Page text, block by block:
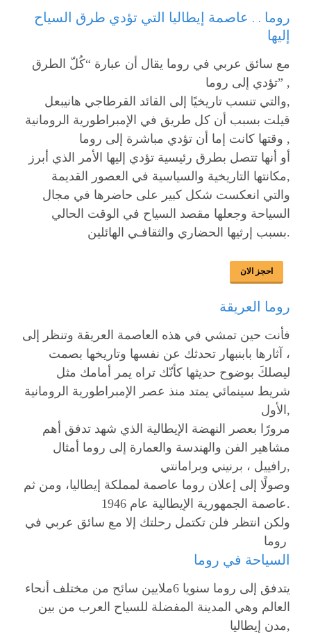
روما . . عاصمة إيطاليا التي تؤدي طرق السياح
إليها
مع سائق عربي في روما يقال أن عبارة “كُلّ الطرق
تؤدي إلى روما” ,
والتي تنسب تاريخيًا إلى القائد القرطاجي هانيبعل,
قيلت بسبب أن كل طريق في الإمبراطورية الرومانية
وقتها كانت إما أن تؤدي مباشرة إلى روما ,
أو أنها تتصل بطرق رئيسية تؤدي إليها الأمر الذي أبرز
مكانتها التاريخية والسياسية في العصور القديمة,
والتي انعكست شكل كبير على حاضرها في مجال
السياحة وجعلها مقصد السياح في الوقت الحالي
بسبب إرثيها الحضاري والثقافـي الهائلين.
احجز الان
روما العريقة
فأنت حين تمشي في هذه العاصمة العريقة وتنظر إلى
آثارها بابنبهار تحدثك عن نفسها وتاريخها بصمت ،
ليصلكَ بوضوح حديثها كأنّك تراه يمر أمامك مثل
شريط سينمائي يمتد منذ عصر الإمبراطورية الرومانية
الأول,
مرورًا بعصر النهضة الإيطالية الذي شهد تدفق أهم
مشاهير الفن والهندسة والعمارة إلى روما أمثال
رافييل ، برنيني وبرامانتي,
وصولًا إلى إعلان روما عاصمة لمملكة إيطاليا، ومن ثم
عاصمة الجمهورية الإيطالية عام 1946.
ولكن انتظر فلن تكتمل رحلتك إلا مع سائق عربي في
السياحة في روما
يتدفق إلى روما سنويا 6ملايين سائح من مختلف أنحاء
العالم وهي المدينة المفضلة للسياح العرب من بين
مدن إيطاليا,